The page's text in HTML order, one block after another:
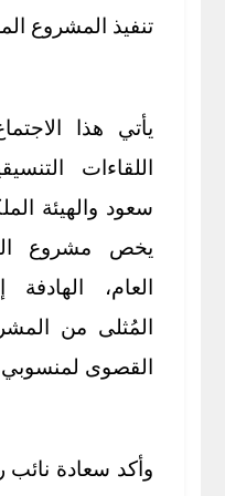
تنفيذ المشروع
يأتي هذا
اللقاءات
سعود والهيئة
يخص مشروع
العام،
المُثلى من
القصوى لمنسوبي
وأكد سعادة نائب